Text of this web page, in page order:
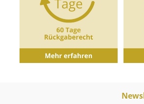
max.: 9,4 cm Durchmesser
cm Spülmaschinengeeignet